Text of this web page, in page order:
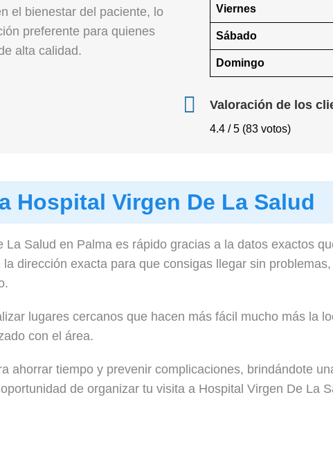
el bienestar del paciente, lo
preferente para quienes
alta calidad.
Viernes
Sábado
Domingo
Valoración de los
4.4 / 5 (83 votos)
Hospital Virgen De La Salud
La Salud en Palma es rápido gracias a la datos exactos
dirección exacta para que consigas llegar sin
lugares cercanos que hacen más fácil mucho más la
con el área.
ahorrar tiempo y prevenir complicaciones, brindándote
de organizar tu visita a Hospital Virgen De La